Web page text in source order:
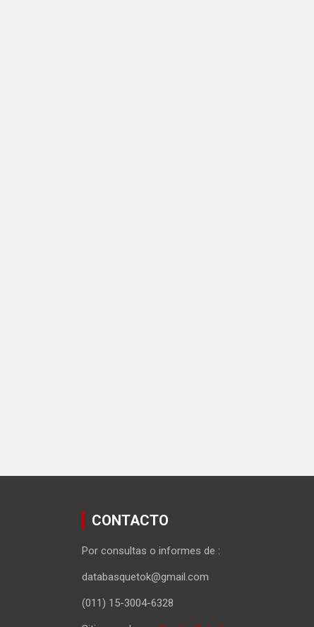
CONTACTO
Por consultas o informes de :
databasquetok@gmail.com
(011) 15-3004-6328